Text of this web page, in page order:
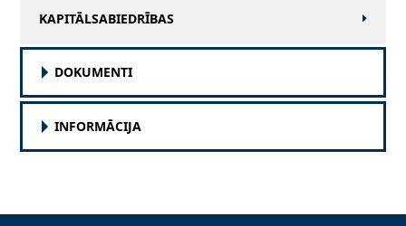
KAPITĀLSABIEDRĪBAS
DOKUMENTI
INFORMĀCIJA